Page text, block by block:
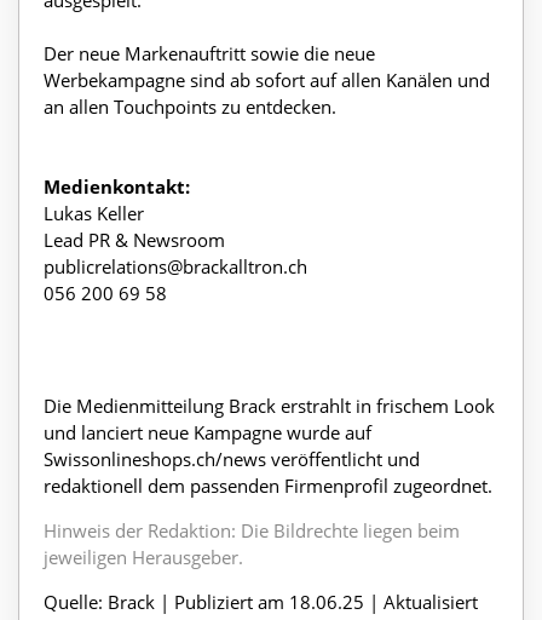
Der neue Markenauftritt sowie die neue
Werbekampagne sind ab sofort auf allen Kanälen und
an allen Touchpoints zu entdecken.
Medienkontakt:
Lukas Keller
Lead PR & Newsroom
publicrelations@brackalltron.ch
056 200 69 58
Die Medienmitteilung Brack erstrahlt in frischem Look
und lanciert neue Kampagne wurde auf
Swissonlineshops.ch/news veröffentlicht und
redaktionell dem passenden Firmenprofil zugeordnet.
Hinweis der Redaktion: Die Bildrechte liegen beim
jeweiligen Herausgeber.
Quelle: Brack | Publiziert am 18.06.25 | Aktualisiert